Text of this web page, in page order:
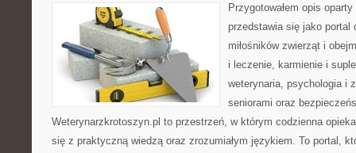
Przygotowałem opis
przedstawia się jako portal
miłośników zwierząt i
i leczenie, karmienie i
weterynaria, psychologia i
seniorami oraz
Weterynarzkrotoszyn.pl to przestrzeń, w którym codzienna
się z praktyczną wiedzą oraz zrozumiałym językiem. To portal,